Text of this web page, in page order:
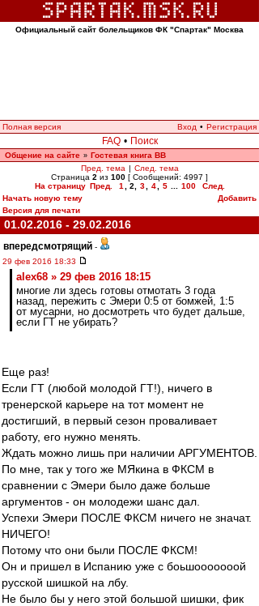
Официальный сайт болельщиков ФК "Спартак" Москва
Полная версия Вход • Регистрация
FAQ • Поиск
Общение на сайте » Гостевая книга ВВ
Пред. тема | След. тема
Страница 2 из 100 [ Сообщений: 4997 ]
На страницу Пред. 1 2 3 4 5 100
След.
Начать новую тему
Добавить
Версия для печати
01.02.2016 - 29.02.2016
впередсмотрящий -
29 фев 2016 18:33
alex68 » 29 фев 2016 18:15
многие ли здесь готовы отмотать 3 года
назад, пережить с Эмери 0:5 от бомжей, 1:5
от мусарни, но досмотреть что будет дальше,
если ГТ не убирать?
Еще раз!
Если ГТ (любой молодой ГТ!), ничего в
тренерской карьере на тот момент не
достигший, в первый сезон проваливает
работу, его нужно менять.
Ждать можно лишь при наличии АРГУМЕНТОВ.
По мне, так у того же МЯкина в ФКСМ в
сравнении с Эмери было даже больше
аргументов - он молодежи шанс дал.
Успехи Эмери ПОСЛЕ ФКСМ ничего не значат.
НИЧЕГО!
Потому что они были ПОСЛЕ ФКСМ!
Он и пришел в Испанию уже с боьшооооооой
русской шишкой на лбу.
Не было бы у него этой большой шишки, фик